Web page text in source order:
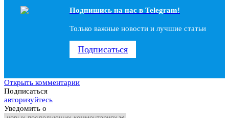
Подпишись на наc в Telegram!
Только важные новости и лучшие статьи
Подписаться
Открыть комментарии
Подписаться
авторизуйтесь
Уведомить о